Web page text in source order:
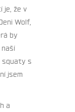
je, že v
Wolf,
by
squaty s
jsem
a